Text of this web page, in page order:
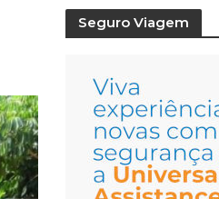
Seguro Viagem